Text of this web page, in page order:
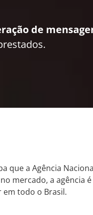
de
que a Agência
mercado, a agência é
todo o Brasil.